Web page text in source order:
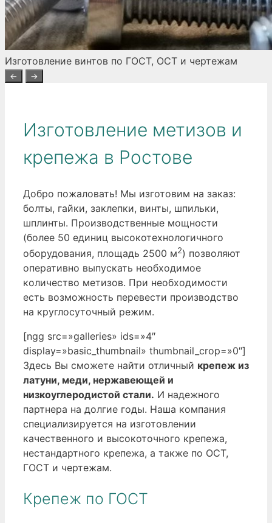
Изготовление винтов по ГОСТ, ОСТ и чертежам
← →
Изготовление метизов и
крепежа в Ростове
Добро пожаловать! Мы изготовим на заказ:
болты, гайки, заклепки, винты, шпильки,
шплинты. Производственные мощности
(более 50 единиц высокотехнологичного
оборудования, площадь 2500 м2) позволяют
оперативно выпускать необходимое
количество метизов. При необходимости
есть возможность перевести производство
на круглосуточный режим.
[ngg src=»galleries» ids=»4″
display=»basic_thumbnail» thumbnail_crop=»0″]
Здесь Вы сможете найти отличный крепеж из
латуни, меди, нержавеющей и
низкоуглеродистой стали. И надежного
партнера на долгие годы. Наша компания
специализируется на изготовлении
качественного и высокоточного крепежа,
нестандартного крепежа, а также по ОСТ,
ГОСТ и чертежам.
Крепеж по ГОСТ